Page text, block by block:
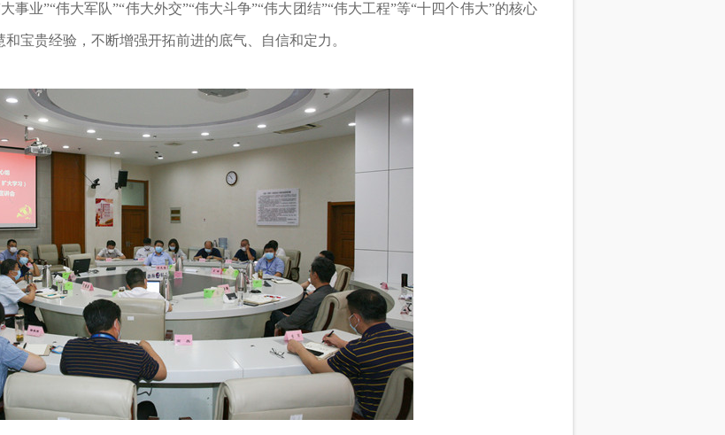
事业”“伟大军队”“伟大外交”“伟大斗争”“伟大团结”“伟大工程”等“十四个伟大”的核心
宝贵经验，不断增强开拓前进的底气、自信和定力。